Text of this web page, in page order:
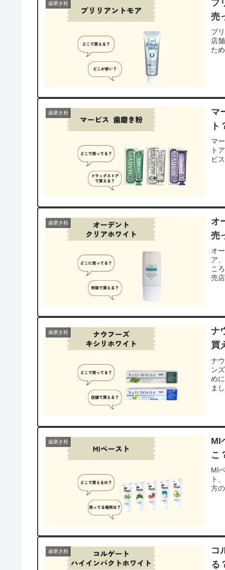
歯磨き粉
ブ
売
ブ
店
た
歯磨き粉
マ
マ
ト
ビ
歯磨き粉
オ
売
オ
ア
こ
売
歯磨き粉
ナ
買
ナ
ン
め
ま
歯磨き粉
MI
こ
MI
ト
方
歯磨き粉
コ
る